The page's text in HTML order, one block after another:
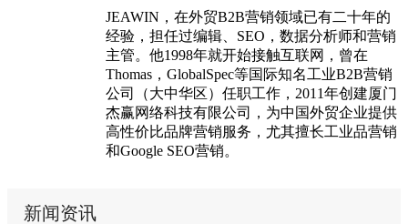
JEAWIN，在外贸B2B营销领域已有二十年的
经验，担任过编辑、SEO，数据分析师和营销
主管。他1998年就开始接触互联网，曾在
Thomas，GlobalSpec等国际知名工业B2B营销
公司（大中华区）任职工作，2011年创建厦门
杰赢网络科技有限公司，为中国外贸企业提供
高性价比品牌营销服务，尤其擅长工业品营销
和Google SEO营销。
新闻资讯